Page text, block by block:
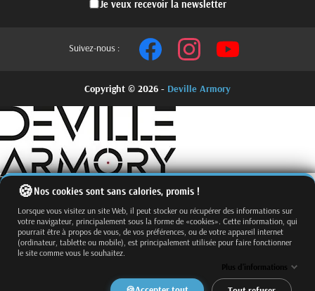
Je veux recevoir la newsletter
Suivez-nous :
Copyright © 2026 - Deville Armory
Fermer
Nos cookies sont sans calories, promis !
Lorsque vous visitez un site Web, il peut stocker ou récupérer des informations sur
votre navigateur, principalement sous la forme de «cookies». Cette information, qui
pourrait être à propos de vous, de vos préférences, ou de votre appareil internet
(ordinateur, tablette ou mobile), est principalement utilisée pour faire fonctionner
le site comme vous le souhaitez.
Plus d'informations